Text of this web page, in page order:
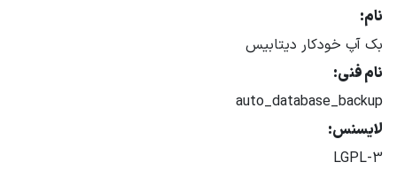
نام:
بک آپ خودکار دیتابیس
نام فنی:
auto_database_backup
لایسنس:
LGPL-3